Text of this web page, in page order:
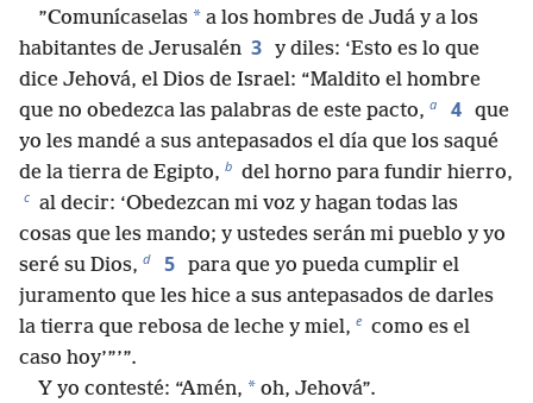
”Comunícaselas * a los hombres de Judá y a los
habitantes de Jerusalén 3 y diles: ‘Esto es lo que
dice Jehová, el Dios de Israel: “Maldito el hombre
que no obedezca las palabras de este pacto, a 4 que
yo les mandé a sus antepasados el día que los saqué
de la tierra de Egipto, b del horno para fundir hierro,
c al decir: ‘Obedezcan mi voz y hagan todas las
cosas que les mando; y ustedes serán mi pueblo y yo
seré su Dios, d 5 para que yo pueda cumplir el
juramento que les hice a sus antepasados de darles
la tierra que rebosa de leche y miel, e como es el
caso hoy’”’”.
Y yo contesté: “Amén, * oh, Jehová”.